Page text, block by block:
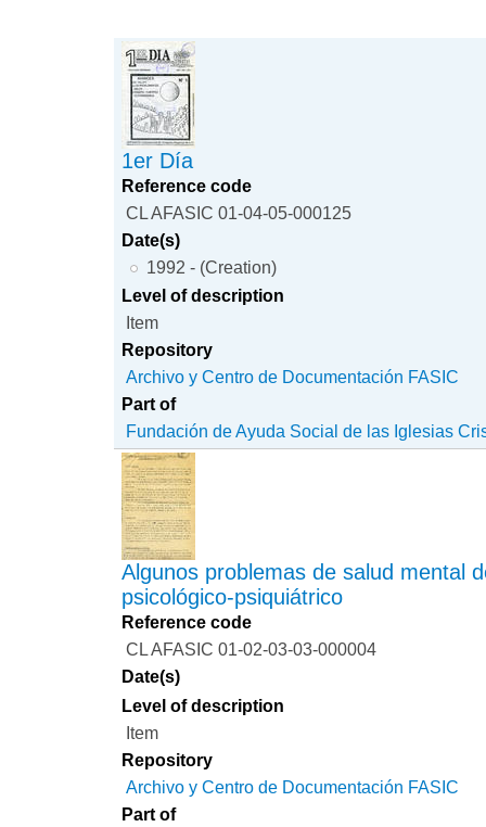
1er Día
Reference code
CL AFASIC 01-04-05-000125
Date(s)
1992 - (Creation)
Level of description
Item
Repository
Archivo y Centro de Documentación FASIC
Part of
Fundación de Ayuda Social de las Iglesias
Algunos problemas de salud mental
psicológico-psiquiátrico
Reference code
CL AFASIC 01-02-03-03-000004
Date(s)
Level of description
Item
Repository
Archivo y Centro de Documentación FASIC
Part of